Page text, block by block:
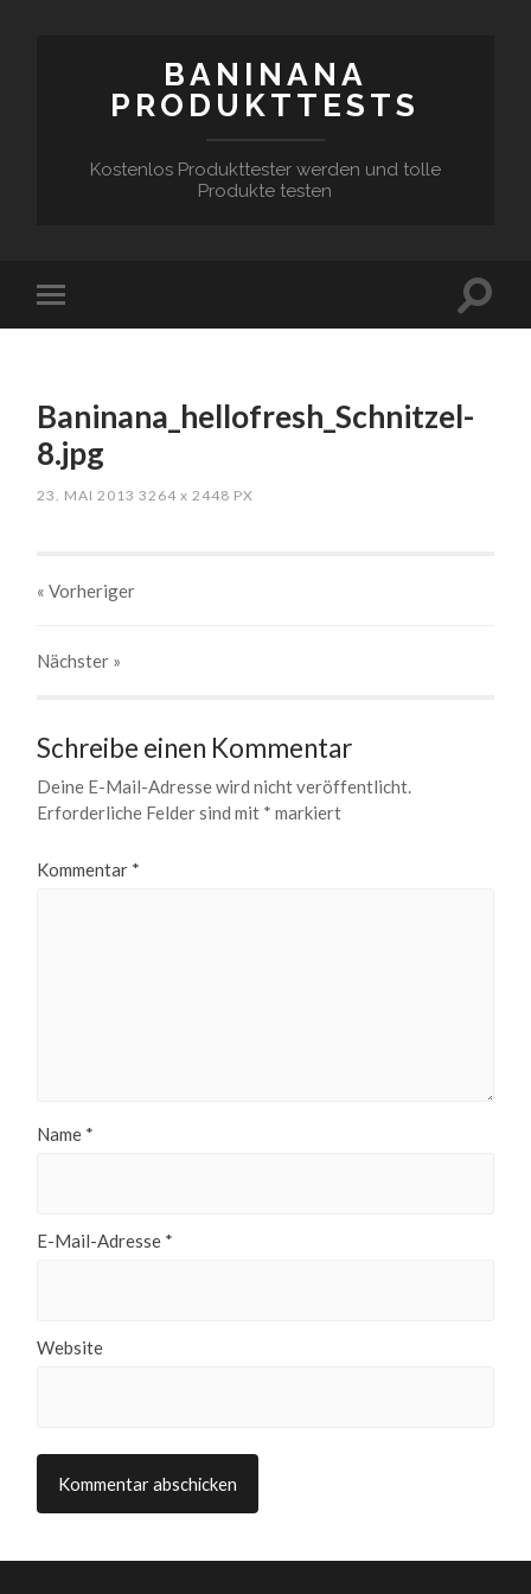
BANINANA
PRODUKTTESTS
Kostenlos Produkttester werden und tolle
Produkte testen
Baninana_hellofresh_Schnitzel-
8.jpg
23. MAI 2013 3264x 2448 PX
« Vorheriger
Nächster »
Schreibe einen Kommentar
Deine E-Mail-Adresse wird nicht veröffentlicht.
Erforderliche Felder sind mit * markiert
Kommentar *
Name *
E-Mail-Adresse *
Website